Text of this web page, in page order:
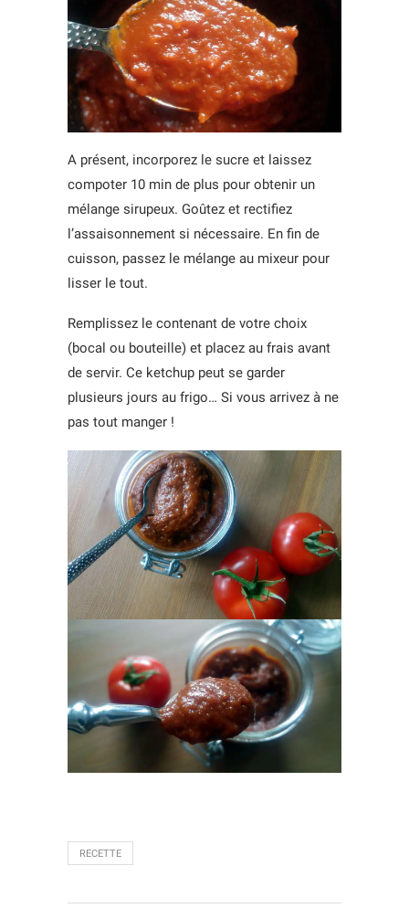
A présent, incorporez le sucre et laissez
compoter 10 min de plus pour obtenir un
mélange sirupeux. Goûtez et rectifiez
l’assaisonnement si nécessaire. En fin de
cuisson, passez le mélange au mixeur pour
lisser le tout.
Remplissez le contenant de votre choix
(bocal ou bouteille) et placez au frais avant
de servir. Ce ketchup peut se garder
plusieurs jours au frigo… Si vous arrivez à ne
pas tout manger !
RECETTE